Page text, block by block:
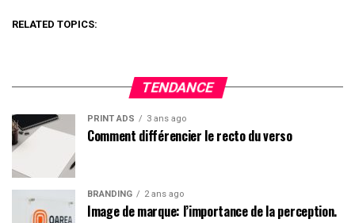
RELATED TOPICS:
TENDANCE
PRINT ADS 3 ans ago
Comment différencier le recto du verso
BRANDING 2 ans ago
Image de marque: l’importance de la perception.